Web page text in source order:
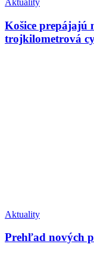
Aktuality
Košice prepájajú
trojkilometrová
Aktuality
Prehľad nových